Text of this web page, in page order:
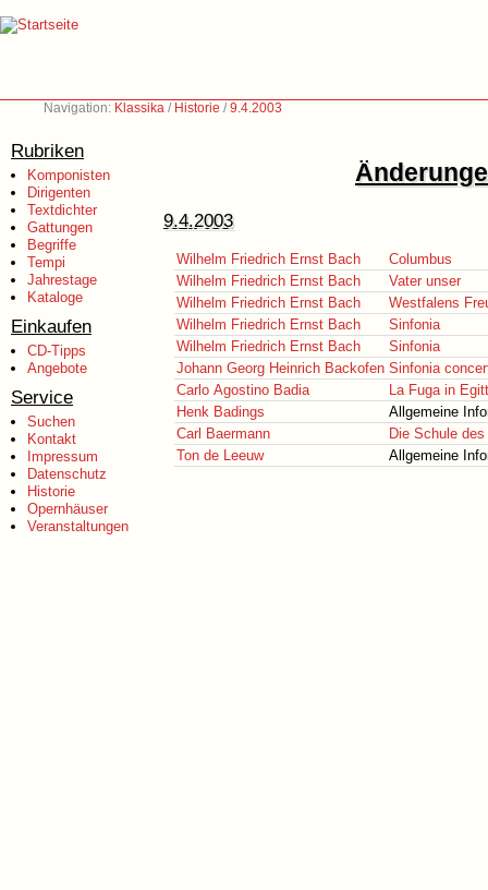
Navigation: Klassika / Historie /9.4.2003
Rubriken
Komponisten
Dirigenten
Textdichter
Gattungen
Begriffe
Tempi
Jahrestage
Kataloge
Einkaufen
CD-Tipps
Angebote
Service
Suchen
Kontakt
Impressum
Datenschutz
Historie
Opernhäuser
Veranstaltungen
9.4.2003
Wilhelm Friedrich Ernst Bach
Columbus
Wilhelm Friedrich Ernst Bach
Vater unser
Wilhelm Friedrich Ernst Bach
Westfalens
Wilhelm Friedrich Ernst Bach
Sinfonia
Wilhelm Friedrich Ernst Bach
Sinfonia
Johann Georg Heinrich Backofen Sinfonia
Carlo Agostino Badia
La Fuga in
Henk Badings
Allgemeine
Carl Baermann
Die Schule
Ton de Leeuw
Allgemeine